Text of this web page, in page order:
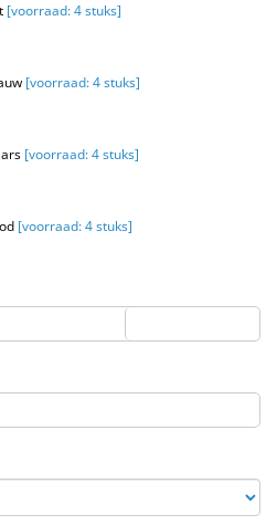
[voorraad: 4 stuks]
[voorraad: 4 stuks]
[voorraad: 4 stuks]
[voorraad: 4 stuks]